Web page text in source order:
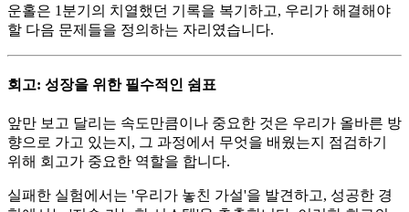
운홀은 1분기의 치열했던 기록을 복기하고, 우리가 해결해야
할 다음 문제들을 정의하는 자리였습니다.
회고: 성장을 위한 필수적인 쉼표
앞만 보고 달리는 속도만큼이나 중요한 것은 우리가 올바른 방
향으로 가고 있는지, 그 과정에서 무엇을 배웠는지 점검하기
위해 회고가 중요한 역할을 합니다.
실패한 실험에서는 '우리가 놓친 가설'을 발견하고, 성공한 경